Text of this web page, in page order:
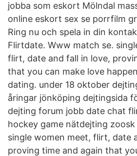
jobba som eskort Mölndal
online eskort sex se porrfilm
Ring nu och spela in din
Flirtdate. Www match se.
flirt, date and fall in love,
that you can make love
dating. under 18 oktober
åringar jönköping dejtingsida
dejting forum jobb date chat
hockey game nätdejting
single women meet, flirt, date
proving time and again that